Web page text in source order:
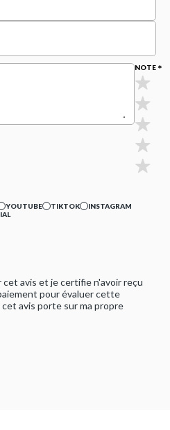
NOTE
YOUTUBE TIKTOK
INSTAGRAM
cet avis et je certifie n'avoir reçu
pour évaluer cette
avis porte sur ma propre